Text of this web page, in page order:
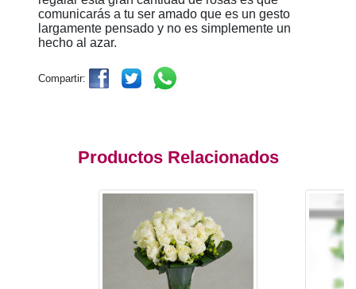
comunicarás a tu ser amado que es un gesto
largamente pensado y no es simplemente un
hecho al azar.
Compartir:
Productos Relacionados